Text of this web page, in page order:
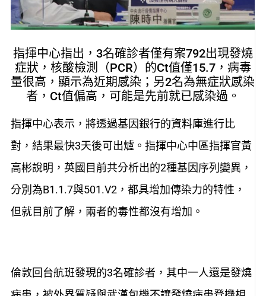
指揮中心指出，3名確診者僅有案792出現發燒
症狀，核酸檢測（PCR）的Ct值僅15.7，病毒
量很高，顯示為近期感染；另2名為無症狀感染
者，Ct值偏高，可能是先前就已感染過。
指揮中心表示，將透過基因銀行的資料庫進行比
對，結果最快3天後可出爐。指揮中心中區指揮官黃
高彬說明，英國目前共分析出的2種基因序列變異，
分別為B1.1.7與501.V2，都具增加傳染力的特性，
但就目前了解，兩者的毒性都沒有增加。
倫敦回台航班發現的3名確診者，其中一人還是發燒